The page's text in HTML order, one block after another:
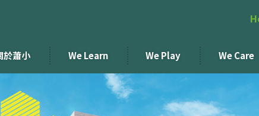
於蕭小 We Learn We Play We Care